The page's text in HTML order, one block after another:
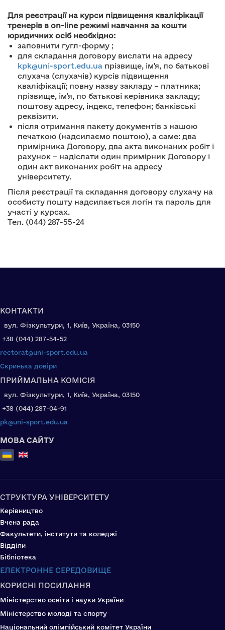
Для реєстрації на курси підвищення кваліфікації
тренерів в on-line режимі навчання за кошти
юридичних осіб необхідно:
заповнити гугл-форму ;
для складання договору вислати на адресу
kpk@uni-sport.edu.ua прізвище, ім'я, по батькові
слухача (слухачів) курсів підвищення
кваліфікації; повну назву закладу – платника;
прізвище, ім'я, по батькові керівника закладу;
поштову адресу, індекс, телефон; банківські
реквізити.
після отримання пакету документів з нашою
печаткою (надсилаємо поштою), а саме: два
примірника Договору, два акта виконаних робіт і
рахунок – надіслати один примірник Договору і
один акт виконаних робіт на адресу
університету.
Після реєстрації та складання договору слухачу на
особисту пошту надсилається логін та пароль для
участі у курсах.
Тел. (044) 287-55-24
КОНТАКТИ
вул. Фізкультури, 1, Київ, Україна, 03150
+38 (044) 287-54-52
rectorat@uni-sport.edu.ua
Скринька довіри
ПРИЙМАЛЬНА КОМІСІЯ
вул. Фізкультури, 1, Київ, Україна, 03150
+38 (044) 287-04-91
pk@uni-sport.edu.ua
МОВА САЙТУ
Оберіть свою мову
СТРУКТУРА УНІВЕРСИТЕТУ
Керівництво
Вчена рада
Факультети, інститути та коледжі
Відділи
Бібліотека
ЕЛЕКТРОННЕ СЕРЕДОВИЩЕ
КОРИСНІ ПОСИЛАННЯ
Міністерство освіти і науки України
Міністерство молоді та спорту
Національний олімпійський комітет України